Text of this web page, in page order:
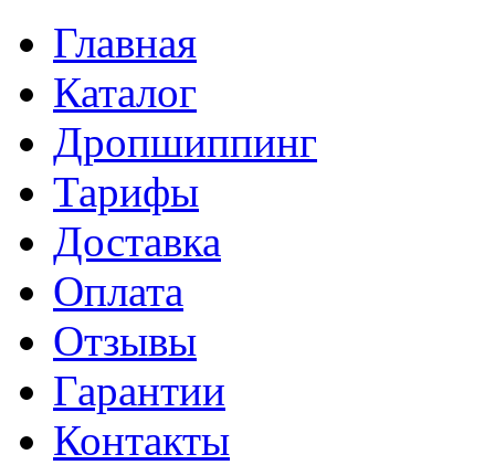
Главная
Каталог
Дропшиппинг
Тарифы
Доставка
Оплата
Отзывы
Гарантии
Контакты